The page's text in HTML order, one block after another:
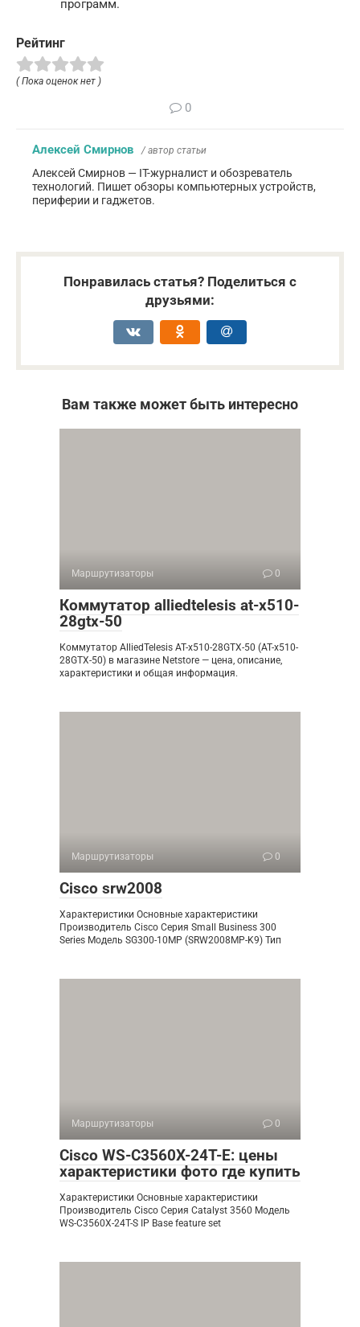
программ.
Рейтинг
( Пока оценок нет )
0
Алексей Смирнов / автор статьи
Алексей Смирнов — IT-журналист и обозреватель
технологий. Пишет обзоры компьютерных устройств,
периферии и гаджетов.
Понравилась статья? Поделиться с
друзьями:
Вам также может быть интересно
Маршрутизаторы 0
Коммутатор alliedtelesis at-x510-
28gtx-50
Коммутатор AlliedTelesis AT-x510-28GTX-50 (AT-x510-
28GTX-50) в магазине Netstore — цена, описание,
характеристики и общая информация.
Маршрутизаторы 0
Cisco srw2008
Характеристики Основные характеристики
Производитель Cisco Серия Small Business 300
Series Модель SG300-10MP (SRW2008MP-K9) Тип
Маршрутизаторы 0
Cisco WS-C3560X-24T-E: цены
характеристики фото где купить
Характеристики Основные характеристики
Производитель Cisco Серия Catalyst 3560 Модель
WS-C3560X-24T-S IP Base feature set